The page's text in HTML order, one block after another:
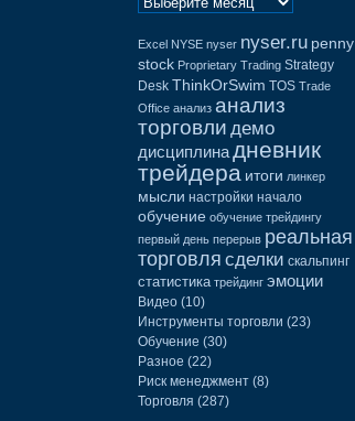
Excel NYSE nyser nyser.ru penny
stock Proprietary Trading Strategy
Desk ThinkOrSwim TOS Trade
Office анализ анализ
торговли демо
дисциплинадневник
трейдера итоги линкер
мысли настройки начало
обучение обучение трейдингу
первый день перерыв реальная
торговля сделки скальпинг
статистика трейдинг эмоции
Видео (10)
Инструменты торговли (23)
Обучение (30)
Разное (22)
Риск менеджмент (8)
Торговля (287)